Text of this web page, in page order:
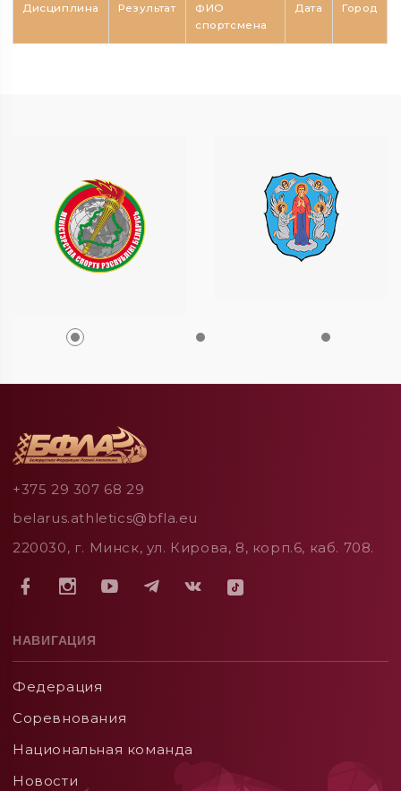
Дисциплина Результат
ФИО
спортсмена
Дата Город
+375 29 307 68 29
belarus.athletics@bfla.eu
220030, г. Минск, ул. Кирова, 8, корп.6, каб. 708.
НАВИГАЦИЯ
Федерация
Соревнования
Национальная команда
Новости